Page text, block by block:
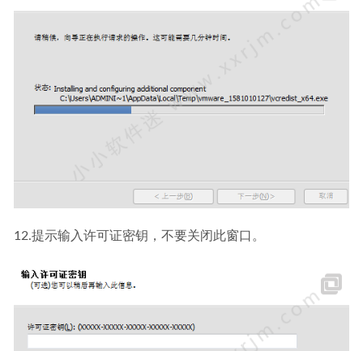
12.提示输入许可证密钥，不要关闭此窗口。